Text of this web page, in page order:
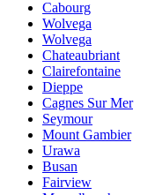
Cabourg
Wolvega
Wolvega
Chateaubriant
Clairefontaine
Dieppe
Cagnes Sur Mer
Seymour
Mount Gambier
Urawa
Busan
Fairview